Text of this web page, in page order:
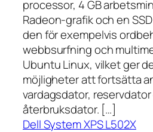
processor, 4 GB
Radeon-grafik och en
den för exempelvis
webbsurfning och
Ubuntu Linux, vilket ger
möjligheter att fortsätta
vardagsdator,
återbruksdator. […]
Dell System XPS L502X